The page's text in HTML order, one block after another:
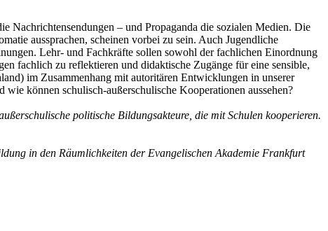
Nachrichtensendungen – und Propaganda die sozialen Medien. Die
aussprachen, scheinen vorbei zu sein. Auch Jugendliche
Lehr- und Fachkräfte sollen sowohl der fachlichen Einordnung
fachlich zu reflektieren und didaktische Zugänge für eine sensible,
im Zusammenhang mit autoritären Entwicklungen in unserer
können schulisch-außerschulische Kooperationen aussehen?
politische Bildungsakteure, die mit Schulen kooperieren.
in den Räumlichkeiten der Evangelischen Akademie Frankfurt